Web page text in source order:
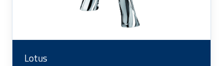
Lotus